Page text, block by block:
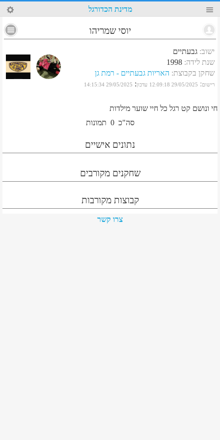
92 מדינת הכדורגל
יוסי שמריהו
ישוב: גבעתיים
שנת לידה:
1998
שחקן בקבוצת: האריות גבעתיים - רמת גן
רישום:
29/05/2025 12:09:18 עדכון:
29/05/2025 14:15:34
חי ונושם קט רגל כל חיי שוער מילדות
סה"כ 0 תמונות
נתונים אישיים
שחקנים מקורבים
קבוצות מקורבות
צרו קשר